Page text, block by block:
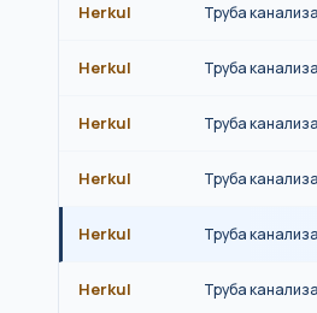
Herkul Труба
Herkul Труба
Herkul Труба
Herkul Труба
Herkul Труба
Herkul Труба